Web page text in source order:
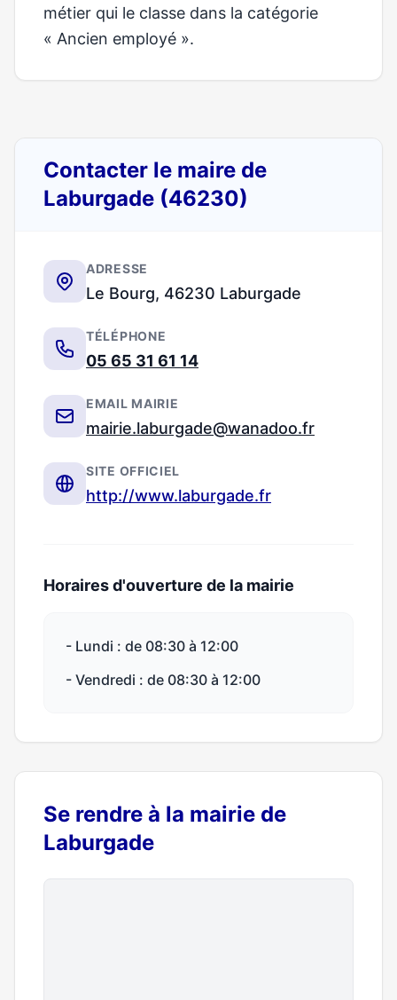
métier qui le classe dans la catégorie
« Ancien employé ».
Contacter le maire de
Laburgade (46230)
ADRESSE
Le Bourg, 46230 Laburgade
TÉLÉPHONE
05 65 31 61 14
EMAIL MAIRIE
mairie.laburgade@wanadoo.fr
SITE OFFICIEL
http://www.laburgade.fr
Horaires d'ouverture de la mairie
- Lundi : de 08:30 à 12:00
- Vendredi : de 08:30 à 12:00
Se rendre à la mairie de
Laburgade